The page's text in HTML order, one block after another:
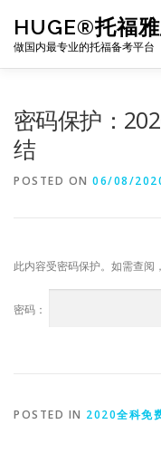
content
HUGE®托福
做国内最专业的托福备考平台
密码保护：
结
POSTED ON 06/08/
此内容受密码保护。如需查阅
密码：
POSTED IN 2020全科免